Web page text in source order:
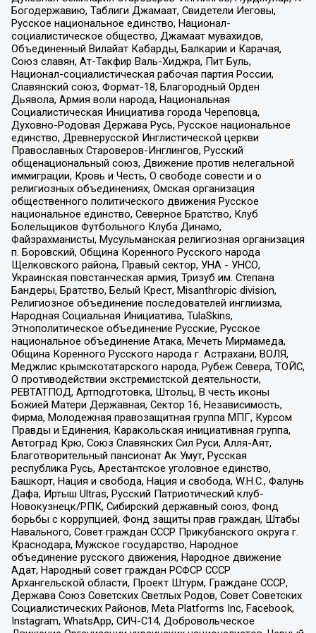
Богодержавию, Таблиги Джамаат, Свидетели Иеговы,
Русское национальное единство, Национал-
социалистическое общество, Джамаат мувахидов,
Объединенный Вилайат Кабарды, Балкарии и Карачая,
Союз славян, Ат-Такфир Валь-Хиджра, Пит Буль,
Национал-социалистическая рабочая партия России,
Славянский союз, Формат-18, Благородный Орден
Дьявола, Армия воли народа, Национальная
Социалистическая Инициатива города Череповца,
Духовно-Родовая Держава Русь, Русское национальное
единство, Древнерусской Инглистической церкви
Православных Староверов-Инглингов, Русский
общенациональный союз, Движение против нелегальной
иммиграции, Кровь и Честь, О свободе совести и о
религиозных объединениях, Омская организация
общественного политического движения Русское
национальное единство, Северное Братство, Клуб
Болельщиков Футбольного Клуба Динамо,
Файзрахманисты, Мусульманская религиозная организация
п. Боровский, Община Коренного Русского народа
Щелковского района, Правый сектор, УНА - УНСО,
Украинская повстанческая армия, Тризуб им. Степана
Бандеры, Братство, Белый Крест, Misanthropic division,
Религиозное объединение последователей инглиизма,
Народная Социальная Инициатива, TulaSkins,
Этнополитическое объединение Русские, Русское
национальное объединение Атака, Мечеть Мирмамеда,
Община Коренного Русского народа г. Астрахани, ВОЛЯ,
Меджлис крымскотатарского народа, Рубеж Севера, ТОЙС,
О противодействии экстремистской деятельности,
РЕВТАТПОД, Артподготовка, Штольц, В честь иконы
Божией Матери Державная, Сектор 16, Независимость,
Фирма, Молодежная правозащитная группа МПГ, Курсом
Правды и Единения, Каракольская инициативная группа,
Автоград Крю, Союз Славянских Сил Руси, Алля-Аят,
Благотворительный пансионат Ак Умут, Русская
республика Русь, Арестантское уголовное единство,
Башкорт, Нация и свобода, Нация и свобода, W.H.С., Фалунь
Дафа, Иртыш Ultras, Русский Патриотический клуб-
Новокузнецк/РПК, Сибирский державный союз, Фонд
борьбы с коррупцией, Фонд защиты прав граждан, Штабы
Навального, Совет граждан СССР Прикубанского округа г.
Краснодара, Мужское государство, Народное
объединение русского движения, Народное движение
Адат, Народный совет граждан РСФСР СССР
Архангельской области, Проект Штурм, Граждане СССР,
Держава Союз Советских Светлых Родов, Совет Советских
Социалистических Районов, Meta Platforms Inc, Facebook,
Instagram, WhatsApp, СИЧ-С14, Добровольческое